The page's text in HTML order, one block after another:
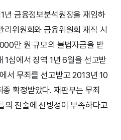
년 금융정보분석원장을 재임하
위원회와 금융위원회 재직 시
만 원 규모의 불법자금을 받
1심에서 징역 1년 6월을 선고받
서 무죄를 선고받고 2013년 10
확정받았다. 재판부는 무죄
의 진술에 신빙성이 부족하다고